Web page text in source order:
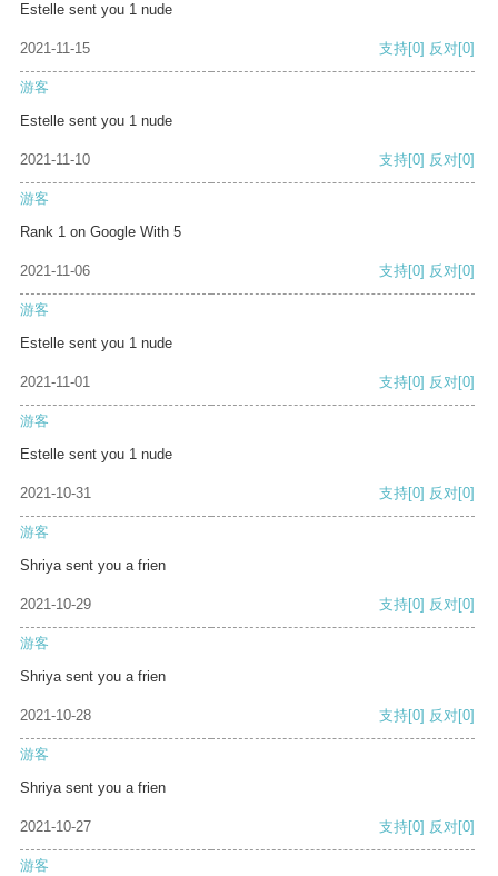
Estelle sent you 1 nude
2021-11-15 支持[0] 反对[0]
游客
Estelle sent you 1 nude
2021-11-10 支持[0] 反对[0]
游客
Rank 1 on Google With 5
2021-11-06 支持[0] 反对[0]
游客
Estelle sent you 1 nude
2021-11-01 支持[0] 反对[0]
游客
Estelle sent you 1 nude
2021-10-31 支持[0] 反对[0]
游客
Shriya sent you a frien
2021-10-29 支持[0] 反对[0]
游客
Shriya sent you a frien
2021-10-28 支持[0] 反对[0]
游客
Shriya sent you a frien
2021-10-27 支持[0] 反对[0]
游客